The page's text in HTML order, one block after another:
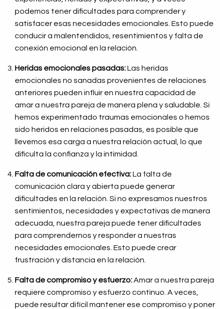
podemos tener dificultades para comprender y
satisfacer esas necesidades emocionales. Esto puede
conducir a malentendidos, resentimientos y falta de
conexión emocional en la relación.
Heridas emocionales pasadas:Las heridas
emocionales no sanadas provenientes de relaciones
anteriores pueden influir en nuestra capacidad de
amar a nuestra pareja de manera plena y saludable. Si
hemos experimentado traumas emocionales o hemos
sido heridos en relaciones pasadas, es posible que
llevemos esa carga a nuestra relación actual, lo que
dificulta la confianza y la intimidad.
Falta de comunicación efectiva:La falta de
comunicación clara y abierta puede generar
dificultades en la relación. Si no expresamos nuestros
sentimientos, necesidades y expectativas de manera
adecuada, nuestra pareja puede tener dificultades
para comprendernos y responder a nuestras
necesidades emocionales. Esto puede crear
frustración y distancia en la relación.
Falta de compromiso y esfuerzo:Amar a nuestra pareja
requiere compromiso y esfuerzo continuo. A veces,
puede resultar difícil mantener ese compromiso y poner